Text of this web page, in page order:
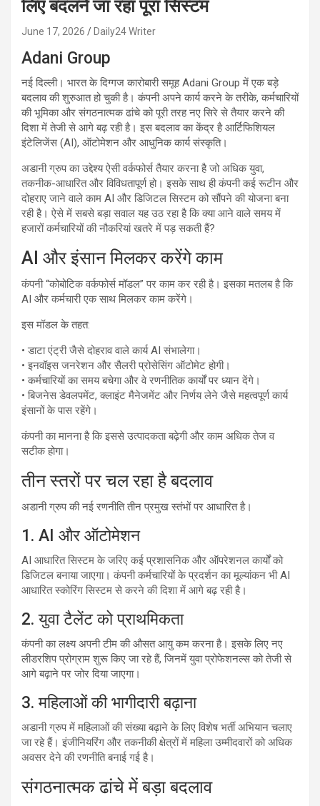
लिए बदलने जा रहा पूरा सिस्टम
June 17, 2026 Daily24 Writer
Adani Group
नई दिल्ली। भारत के दिग्गज कारोबारी समूह Adani Group में एक बड़े
बदलाव की शुरुआत हो चुकी है। कंपनी अपने कार्य करने के तरीके, कर्मचारियों
की भूमिका और संगठनात्मक ढांचे को पूरी तरह नए सिरे से तैयार करने की
दिशा में तेजी से आगे बढ़ रही है। इस बदलाव का केंद्र है आर्टिफिशियल
इंटेलिजेंस (AI), ऑटोमेशन और आधुनिक कार्य संस्कृति।
अडानी ग्रुप का उद्देश्य ऐसी वर्कफोर्स तैयार करना है जो अधिक युवा,
तकनीक-आधारित और विविधतापूर्ण हो। इसके साथ ही कंपनी कई रूटीन और
दोहराए जाने वाले काम AI और डिजिटल सिस्टम को सौंपने की योजना बना
रही है। ऐसे में सबसे बड़ा सवाल यह उठ रहा है कि क्या आने वाले समय में
हजारों कर्मचारियों की नौकरियां खतरे में पड़ सकती हैं?
AI और इंसान मिलकर करेंगे काम
कंपनी “कोबोटिक वर्कफोर्स मॉडल” पर काम कर रही है। इसका मतलब है कि
AI और कर्मचारी एक साथ मिलकर काम करेंगे।
इस मॉडल के तहत:
• डाटा एंट्री जैसे दोहराव वाले कार्य AI संभालेगा।
• इनवॉइस जनरेशन और सैलरी प्रोसेसिंग ऑटोमेट होगी।
• कर्मचारियों का समय बचेगा और वे रणनीतिक कार्यों पर ध्यान देंगे।
• बिजनेस डेवलपमेंट, क्लाइंट मैनेजमेंट और निर्णय लेने जैसे महत्वपूर्ण कार्य
इंसानों के पास रहेंगे।
कंपनी का मानना है कि इससे उत्पादकता बढ़ेगी और काम अधिक तेज व
सटीक होगा।
तीन स्तरों पर चल रहा है बदलाव
अडानी ग्रुप की नई रणनीति तीन प्रमुख स्तंभों पर आधारित है।
1. AI और ऑटोमेशन
AI आधारित सिस्टम के जरिए कई प्रशासनिक और ऑपरेशनल कार्यों को
डिजिटल बनाया जाएगा। कंपनी कर्मचारियों के प्रदर्शन का मूल्यांकन भी AI
आधारित स्कोरिंग सिस्टम से करने की दिशा में आगे बढ़ रही है।
2. युवा टैलेंट को प्राथमिकता
कंपनी का लक्ष्य अपनी टीम की औसत आयु कम करना है। इसके लिए नए
लीडरशिप प्रोग्राम शुरू किए जा रहे हैं, जिनमें युवा प्रोफेशनल्स को तेजी से
आगे बढ़ाने पर जोर दिया जाएगा।
3. महिलाओं की भागीदारी बढ़ाना
अडानी ग्रुप में महिलाओं की संख्या बढ़ाने के लिए विशेष भर्ती अभियान चलाए
जा रहे हैं। इंजीनियरिंग और तकनीकी क्षेत्रों में महिला उम्मीदवारों को अधिक
अवसर देने की रणनीति बनाई गई है।
संगठनात्मक ढांचे में बड़ा बदलाव